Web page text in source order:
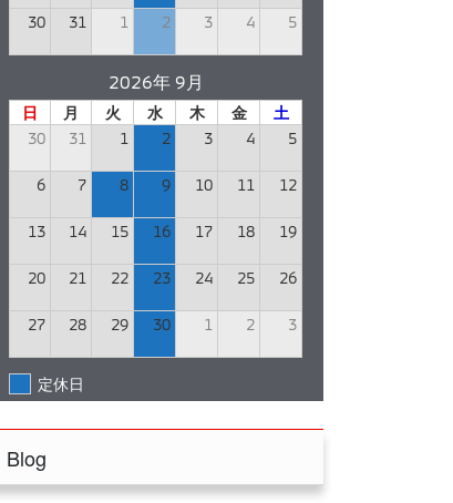
30 31 1 2 3 4 5
2026年 9月
日 月 火 水 木 金
土
30
31 1 2 3 4 5
6 7 8 9 10 11 12
13 14 15 16 17 18 19
20 21 22 23 24 25 26
27 28 29 30 1 2 3
定休日
Blog